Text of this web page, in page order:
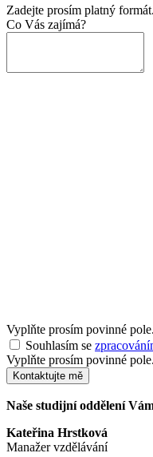
Zadejte prosím platný formát.
Co Vás zajímá?
Vyplňte prosím povinné pole.
Souhlasím se
Vyplňte prosím povinné pole.
Kontaktujte mě
Naše studijní oddělení
Kateřina Hrstková
Manažer vzdělávání